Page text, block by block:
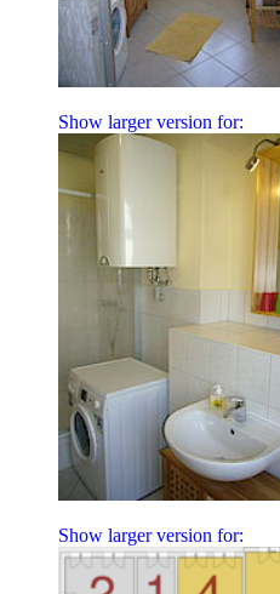
Show larger version for:
Show larger version for: